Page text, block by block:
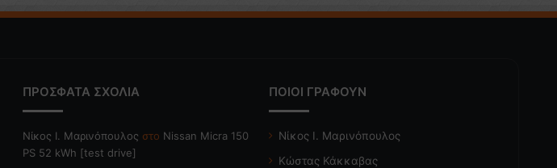
ΠΡΟΣΦΑΤΑ ΣΧΟΛΙΑ
Nίκος Ι. Mαρινόπουλος στο Nissan Micra 150
PS 52 kWh [test drive]
ΠΟΙΟΙ ΓΡΑΦΟΥΝ
Νίκος Ι. Μαρινόπουλος
Κώστας Κάκκαβας